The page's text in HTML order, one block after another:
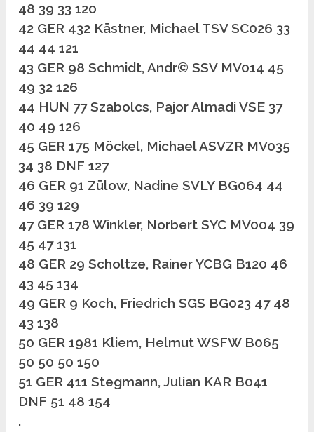
48 39 33 120
42 GER 432 Kästner, Michael TSV SC026 33
44 44 121
43 GER 98 Schmidt, Andr© SSV MV014 45
49 32 126
44 HUN 77 Szabolcs, Pajor Almadi VSE 37
40 49 126
45 GER 175 Möckel, Michael ASVZR MV035
34 38 DNF 127
46 GER 91 Zülow, Nadine SVLY BG064 44
46 39 129
47 GER 178 Winkler, Norbert SYC MV004 39
45 47 131
48 GER 29 Scholtze, Rainer YCBG B120 46
43 45 134
49 GER 9 Koch, Friedrich SGS BG023 47 48
43 138
50 GER 1981 Kliem, Helmut WSFW B065
50 50 50 150
51 GER 411 Stegmann, Julian KAR B041
DNF 51 48 154
.